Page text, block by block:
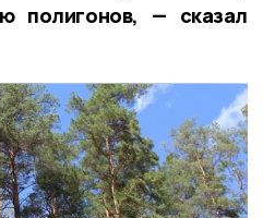
полигонов, — сказал